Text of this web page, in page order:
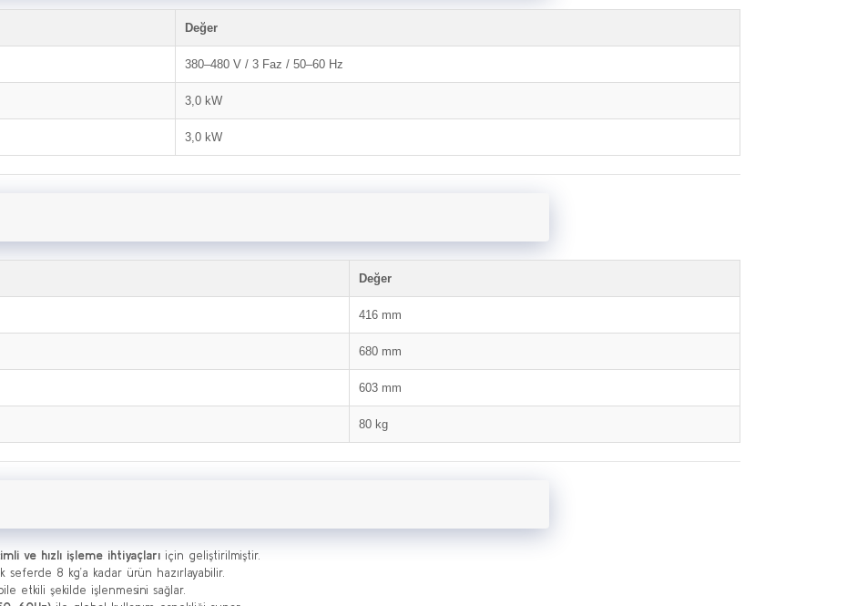
Değer
380–480 V / 3 Faz / 50–60 Hz
3,0 kW
3,0 kW
Değer
416 mm
680 mm
603 mm
80 kg
ve hızlı işleme ihtiyaçları için geliştirilmiştir.
seferde 8 kg’a kadar ürün hazırlayabilir.
etkili şekilde işlenmesini sağlar.